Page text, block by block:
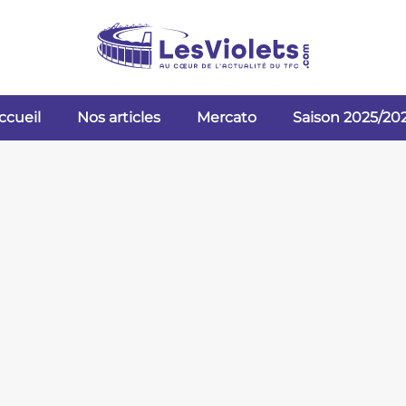
Nos articles Mercato Saison 2025/